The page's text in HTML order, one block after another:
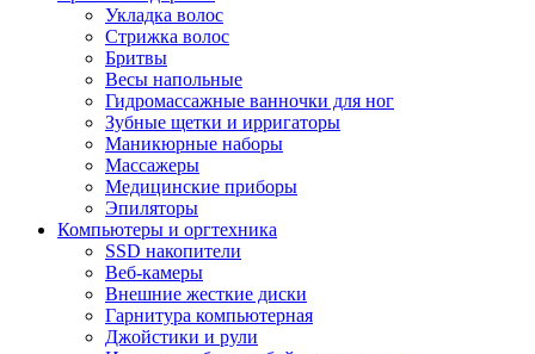
Укладка волос
Стрижка волос
Бритвы
Весы напольные
Гидромассажные ванночки для ног
Зубные щетки и ирригаторы
Маникюрные наборы
Массажеры
Медицинские приборы
Эпиляторы
Компьютеры и оргтехника
SSD накопители
Веб-камеры
Внешние жесткие диски
Гарнитура компьютерная
Джойстики и рули